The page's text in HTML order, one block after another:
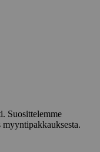
Suosittelemme